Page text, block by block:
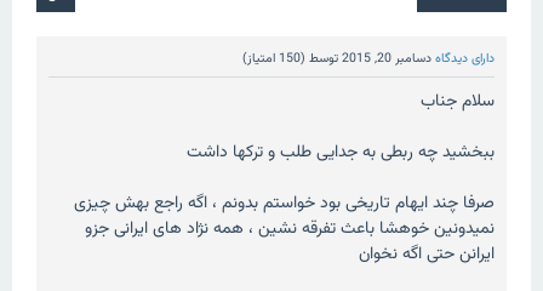
دارای دیدگاهدسامبر 20, 2015 توسط (
150 امتیاز)
سلام جناب
ببخشید چه ربطی به جدایی طلب و ترکها داشت
صرفا چند ایهام تاریخی بود خواستم بدونم ، اگه راجع بهش چیزی
نمیدونین خوهشا باعث تفرقه نشین ، همه نژاد های ایرانی جزو
ایرانن حتی اگه نخوان